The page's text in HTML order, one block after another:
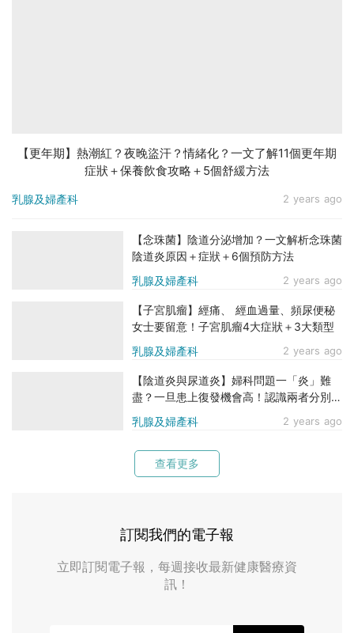
乳腺及婦產科 2 years ago
【更年期】熱潮紅？夜晚盜汗？情緒化？一文了解11個更年期
症狀＋保養飲食攻略＋5個舒緩方法
乳腺及婦產科 2 years ago
【念珠菌】陰道分泌增加？一文解析念珠菌
陰道炎原因＋症狀＋6個預防方法
乳腺及婦產科 2 years ago
【子宮肌瘤】經痛、 經血過量、頻尿便秘
女士要留意！子宮肌瘤4大症狀＋3大類型
乳腺及婦產科 2 years ago
【陰道炎與尿道炎】婦科問題一「炎」難
盡？一旦患上復發機會高！認識兩者分別＋
症狀＋原因
查看更多
訂閱我們的電子報
立即訂閱電子報，每週接收最新健康醫療資
訊！